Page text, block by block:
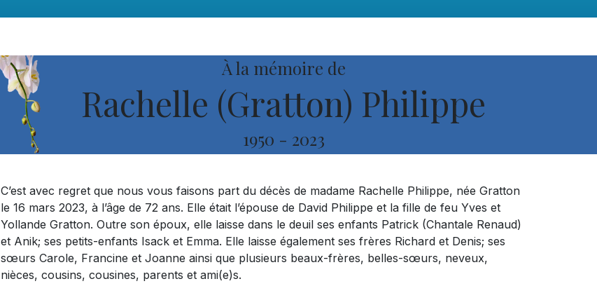
À la mémoire de
Rachelle (Gratton) Philippe
1950 - 2023
C’est avec regret que nous vous faisons part du décès de madame Rachelle Philippe, née Gratton
le 16 mars 2023, à l’âge de 72 ans. Elle était l’épouse de David Philippe et la fille de feu Yves et
Yollande Gratton. Outre son époux, elle laisse dans le deuil ses enfants Patrick (Chantale Renaud)
et Anik; ses petits-enfants Isack et Emma. Elle laisse également ses frères Richard et Denis; ses
sœurs Carole, Francine et Joanne ainsi que plusieurs beaux-frères, belles-sœurs, neveux,
nièces, cousins, cousines, parents et ami(e)s.